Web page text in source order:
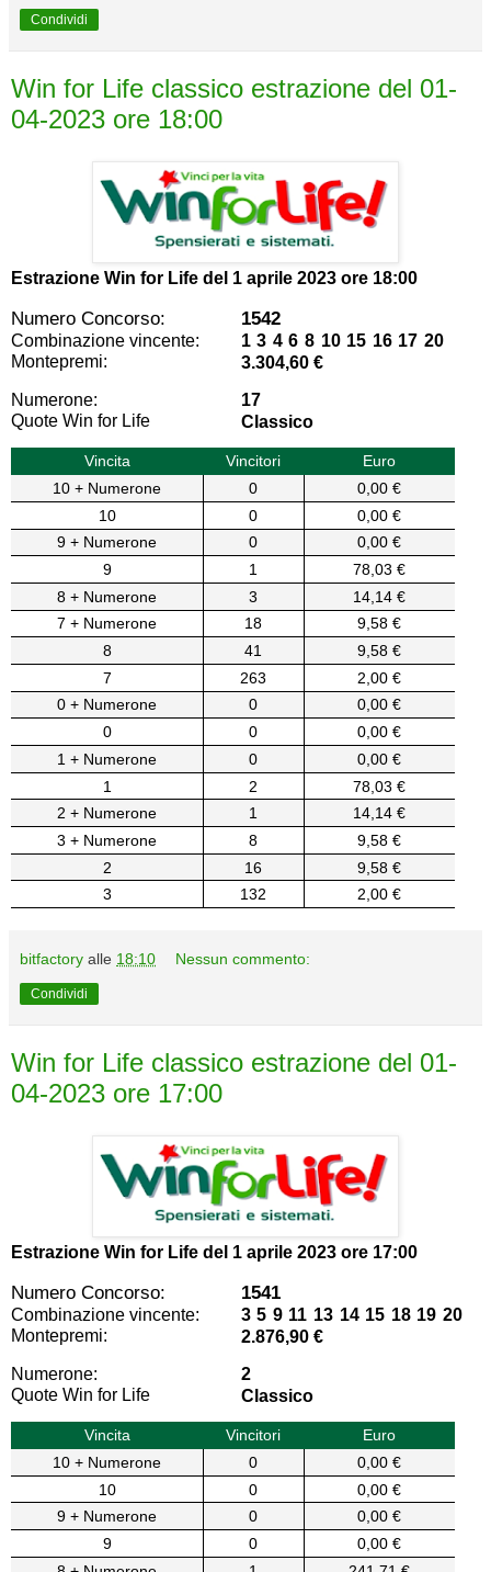
Condividi
Win for Life classico estrazione del 01-
04-2023 ore 18:00
Estrazione Win for Life del 1 aprile 2023 ore 18:00
Numero Concorso: 1542
Combinazione vincente:
1 3 4 6 8 10 15 16 17 20
Montepremi:
3.304,60 €
Numerone:
17
Quote Win for Life
Classico
Vincita Vincitori
Euro
10 + Numerone
0
0,00 €
10
0
0,00 €
9 + Numerone
0
0,00 €
9
1
78,03 €
8 + Numerone
3
14,14 €
7 + Numerone
18
9,58 €
8
41
9,58 €
7
263
2,00 €
0 + Numerone
0
0,00 €
0
0
0,00 €
1 + Numerone
0
0,00 €
1
2
78,03 €
2 + Numerone
1
14,14 €
3 + Numerone
8
9,58 €
2
16
9,58 €
3
132 2,00 €
bitfactory alle 18:10 Nessun commento:
Condividi
Win for Life classico estrazione del 01-
04-2023 ore 17:00
Estrazione Win for Life del 1 aprile 2023 ore 17:00
Numero Concorso: 1541
Combinazione vincente:
3 5 9 11 13 14 15 18 19 20
Montepremi:
2.876,90 €
Numerone:
2
Quote Win for Life
Classico
Vincita Vincitori
Euro
10 + Numerone
0
0,00 €
10
0
0,00 €
9 + Numerone
0
0,00 €
9
0
0,00 €